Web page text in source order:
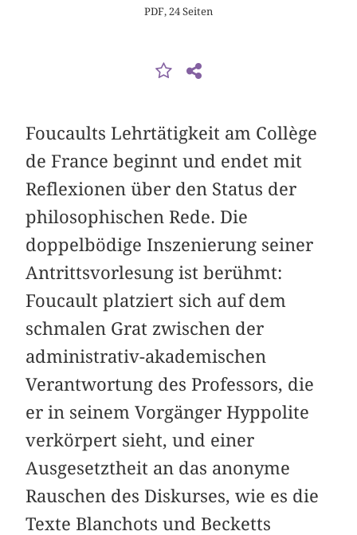
PDF, 24 Seiten
Foucaults Lehrtätigkeit am Collège
de France beginnt und endet mit
Reflexionen über den Status der
philosophischen Rede. Die
doppelbödige Inszenierung seiner
Antrittsvorlesung ist berühmt:
Foucault platziert sich auf dem
schmalen Grat zwischen der
administrativ-akademischen
Verantwortung des Professors, die
er in seinem Vorgänger Hyppolite
verkörpert sieht, und einer
Ausgesetztheit an das anonyme
Rauschen des Diskurses, wie es die
Texte Blanchots und Becketts